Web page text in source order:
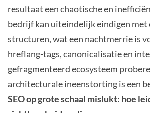
resultaat een chaotische en
bedrijf kan uiteindelijk eindigen met
structuren, wat een nachtmerrie is
hreflang-tags, canonicalisatie en
gefragmenteerd ecosysteem
architecturale ineenstorting is een
SEO op grote schaal mislukt: hoe